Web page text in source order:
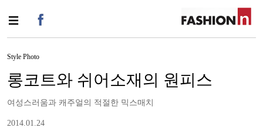
Style Photo
롱코트와 쉬어소재의 원피스
여성스러움과 캐주얼의 적절한 믹스매치
2014.01.24